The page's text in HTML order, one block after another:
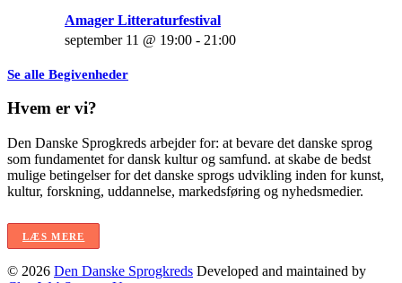
Amager Litteraturfestival
september 11 @ 19:00 - 21:00
Se alle Begivenheder
Hvem er vi?
Den Danske Sprogkreds arbejder for: at bevare det danske sprog
som fundamentet for dansk kultur og samfund. at skabe de bedst
mulige betingelser for det danske sprogs udvikling inden for kunst,
kultur, forskning, uddannelse, markedsføring og nyhedsmedier.
LÆS MERE
© 2026 Den Danske Sprogkreds Developed and maintained by